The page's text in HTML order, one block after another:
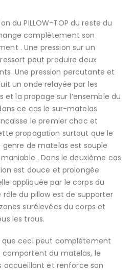
du PILLOW-TOP du reste du
complètement son
. Une pression sur un
peut produire deux
Une pression percutante et
un onde relayée par les
et la propage sur l’ensemble du
ce cas le sur-matelas
le premier choc et
propagation surtout que le
genre de matelas est souple
. Dans le deuxième cas
est douce et prolongée
appliquée par le corps du
rôle du pillow est de supporter
surélevées du corps et
les trous.
que ceci peut complètement
comportent du matelas, le
accueillant et renforce son